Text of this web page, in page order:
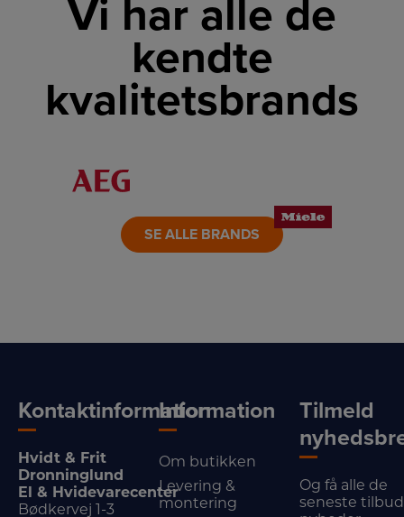
Vi har alle de
kendte
kvalitetsbrands
LINK
SE ALLE BRANDS
Kontaktinformation
Hvidt & Frit
Dronninglund
El & Hvidevarecenter
Bødkervej 1-3
Information
Om butikken
Levering &
montering
Tilmeld
Og få alle de
seneste